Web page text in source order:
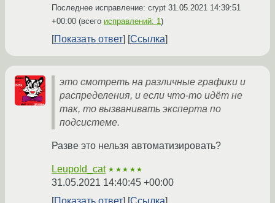
Последнее исправление: crypt 31.05.2021 14:39:51
+00:00 (всего исправлений: 1)
Показать ответ Ссылка
это смотреть на различные графики и
распределения, и если что-то идёт не
так, то вызванивать эксперта по
подсистеме.
Разве это нельзя автоматизировать?
Leupold_cat ★★★★★
31.05.2021 14:40:45 +00:00